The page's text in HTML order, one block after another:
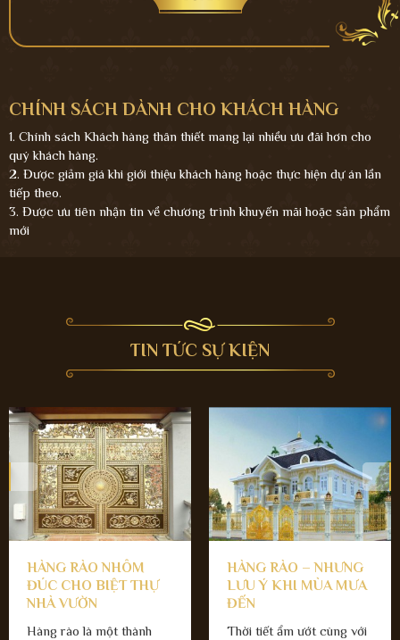
CHÍNH SÁCH DÀNH CHO KHÁCH HÀNG
1. Chính sách Khách hàng thân thiết mang lại nhiều ưu đãi hơn cho
quý khách hàng.
2. Được giảm giá khi giới thiệu khách hàng hoặc thực hiện dự án lần
tiếp theo.
3. Được ưu tiên nhận tin về chương trình khuyến mãi hoặc sản phẩm
mới
TIN TỨC SỰ KIỆN
HÀNG RÀO NHÔM
ĐÚC CHO BIỆT THỰ
NHÀ VƯỜN
Hàng rào là một thành
HÀNG RÀO – NHƯNG
LƯU Ý KHI MÙA MƯA
ĐẾN
Thời tiết ẩm ướt cùng với